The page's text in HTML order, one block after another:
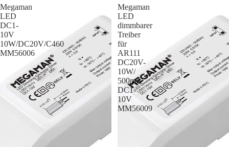
Megaman
LED
DC1-
10V
10W/DC20V/C460
MM56006
Megaman
LED
dimmbarer
Treiber
für
AR111
DC20V-
10W/
500mA
DC1-
10V
MM56009